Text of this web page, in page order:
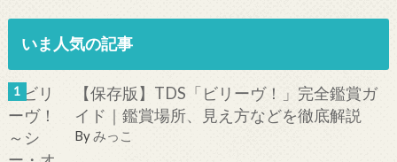
いま人気の記事
【保存版】TDS「ビリーヴ！」完全鑑賞ガ
イド｜鑑賞場所、見え方などを徹底解説
Byみっこ